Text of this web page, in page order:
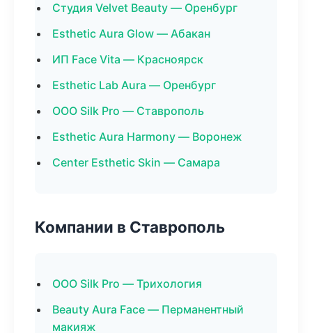
Студия Velvet Beauty — Оренбург
Esthetic Aura Glow — Абакан
ИП Face Vita — Красноярск
Esthetic Lab Aura — Оренбург
ООО Silk Pro — Ставрополь
Esthetic Aura Harmony — Воронеж
Center Esthetic Skin — Самара
Компании в Ставрополь
ООО Silk Pro — Трихология
Beauty Aura Face — Перманентный
макияж